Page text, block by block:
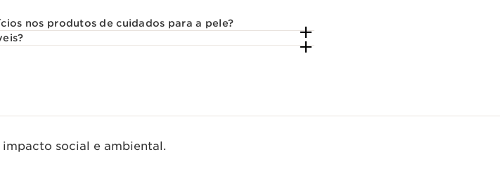
nos produtos de cuidados para a pele?
social e ambiental.